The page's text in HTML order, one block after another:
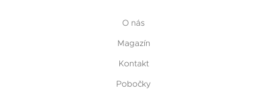
O nás
Magazín
Kontakt
Pobočky